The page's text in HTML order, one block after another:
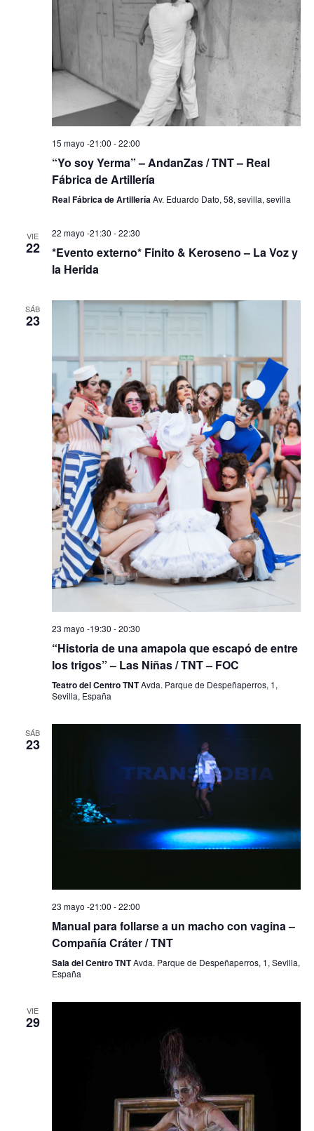
15 mayo -21:00 -22:00
“Yo soy Yerma” – AndanZas / TNT – Real
Fábrica de Artillería
Real Fábrica de ArtilleríaAv. Eduardo Dato, 58, sevilla, sevilla
VIE
22
22 mayo -21:30 -22:30
*Evento externo* Finito & Keroseno – La Voz y
la Herida
SÁB
23
23 mayo -19:30 -20:30
“Historia de una amapola que escapó de entre
los trigos” – Las Niñas / TNT – FOC
Teatro del Centro TNTAvda. Parque de Despeñaperros, 1,
Sevilla, España
SÁB
23
23 mayo -21:00 -22:00
Manual para follarse a un macho con vagina –
Compañía Cráter / TNT
Sala del Centro TNTAvda. Parque de Despeñaperros, 1, Sevilla,
España
VIE
29